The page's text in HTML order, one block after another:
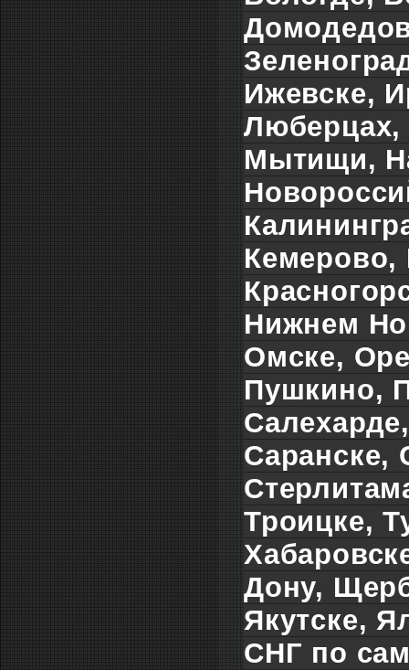
Ижевске,
Люберцах,
Мытищи,
Кемерово,
Нижнем
Омске,
Пушкино,
Саранске,
Троицке,
Дону,
Якутске,
СНГ по